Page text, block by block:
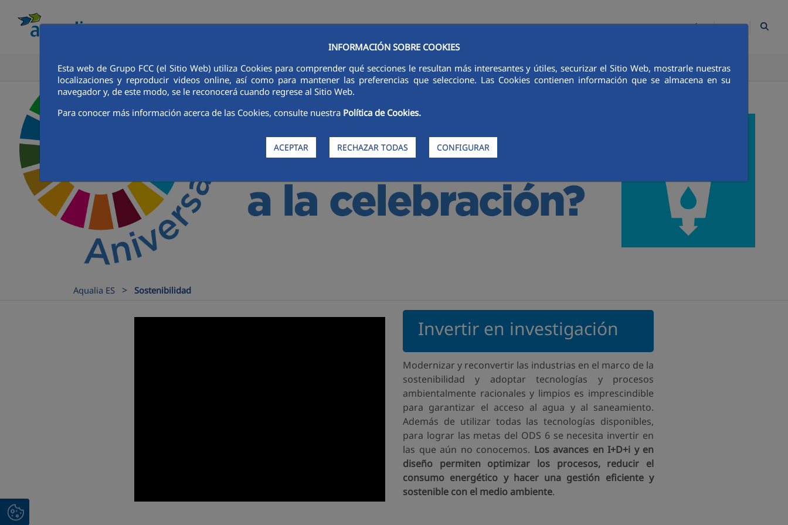
INFORMACIÓN SOBRE COOKIES
Esta web de Grupo FCC (el Sitio Web) utiliza Cookies para comprender qué secciones le resultan más interesantes y útiles, securizar el Sitio Web, mostrarle nuestras
localizaciones y reproducir videos online, así como para mantener las preferencias que seleccione. Las Cookies contienen información que se almacena en su
navegador y, de este modo, se le reconocerá cuando regrese al Sitio Web.
Para conocer más información acerca de las Cookies, consulte nuestra Política de Cookies.
ACEPTAR RECHAZAR TODAS CONFIGURAR
Contacto Mapa Web Empleados Canal Ético ES
CONOCE AQUALIA ANALISTAS E INVERSORES INNOVACIÓN DIGITALIZACIÓN SOSTENIBILIDAD ÉTICA E INTEGRIDAD COMUNICACIÓN
Aqualia ES > Sostenibilidad
Invertir en investigación
Modernizar y reconvertir las industrias en el marco de la
sostenibilidad y adoptar tecnologías y procesos
ambientalmente racionales y limpios es imprescindible
para garantizar el acceso al agua y al saneamiento.
Además de utilizar todas las tecnologías disponibles,
para lograr las metas del ODS 6 se necesita invertir en
las que aún no conocemos. Los avances en I+D+i y en
diseño permiten optimizar los procesos, reducir el
consumo energético y hacer una gestión eficiente y
sostenible con el medio ambiente.